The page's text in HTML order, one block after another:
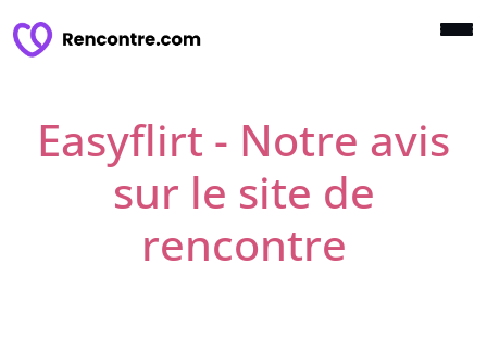
Easyflirt - Notre avis
sur le site de
rencontre